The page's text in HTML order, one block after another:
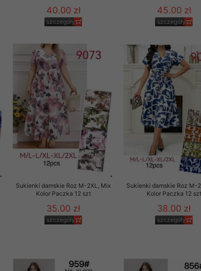
40.00 zł
szczegóły
45.00 zł
szczegóły
Sukienki damskie Roz M-2XL, Mix
Kolor Paczka 12 szt
35.00 zł
szczegóły
Sukienki damskie Roz M-
Kolor Paczka 12 szt
38.00 zł
szczegóły